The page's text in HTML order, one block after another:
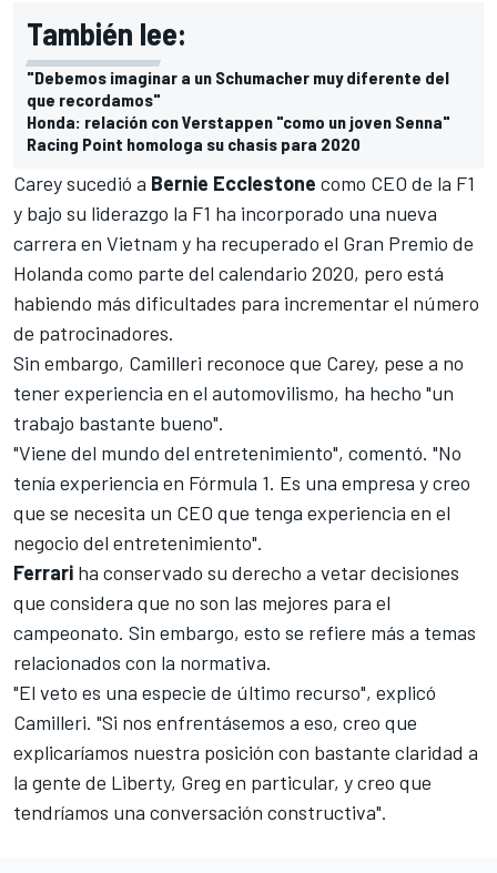
También lee:
"Debemos imaginar a un Schumacher muy diferente del
que recordamos"
Honda: relación con Verstappen "como un joven Senna"
Racing Point homologa su chasis para 2020
Carey sucedió a Bernie Ecclestone como CEO de la F1
y bajo su liderazgo la F1 ha incorporado una nueva
carrera en Vietnam y ha recuperado el Gran Premio de
Holanda como parte del calendario 2020, pero está
habiendo más dificultades para incrementar el número
de patrocinadores.
Sin embargo, Camilleri reconoce que Carey, pese a no
tener experiencia en el automovilismo, ha hecho "un
trabajo bastante bueno".
"Viene del mundo del entretenimiento", comentó. "No
tenía experiencia en Fórmula 1. Es una empresa y creo
que se necesita un CEO que tenga experiencia en el
negocio del entretenimiento".
Ferrari ha conservado su derecho a vetar decisiones
que considera que no son las mejores para el
campeonato. Sin embargo, esto se refiere más a temas
relacionados con la normativa.
"El veto es una especie de último recurso", explicó
Camilleri. "Si nos enfrentásemos a eso, creo que
explicaríamos nuestra posición con bastante claridad a
la gente de Liberty, Greg en particular, y creo que
tendríamos una conversación constructiva".